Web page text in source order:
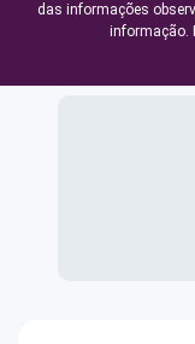
das informações
informação.